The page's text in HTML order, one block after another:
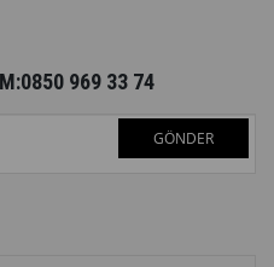
969 33 74
GÖNDER